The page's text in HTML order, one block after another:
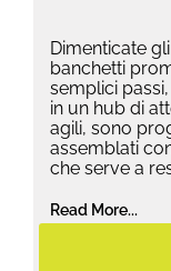
Dimenticate
banchetti
semplici
in un hub di
agili, sono
assemblati
che serve a
Read More...